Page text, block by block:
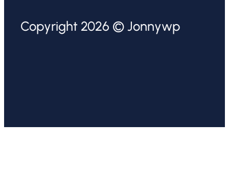
Copyright 2026 © Jonnywp